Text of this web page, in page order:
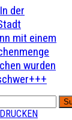
der
mit einem
wurden
DRUCKEN